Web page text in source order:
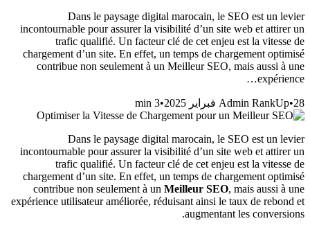
Dans le paysage digital marocain, le SEO est un levier
incontournable pour assurer la visibilité d’un site web et attirer un
trafic qualifié. Un facteur clé de cet enjeu est la vitesse de
chargement d’un site. En effet, un temps de chargement optimisé
contribue non seulement à un Meilleur SEO, mais aussi à une
expérience…
Admin RankUp•28 فبراير 2025 •
3
Dans le paysage digital marocain, le SEO est un levier
incontournable pour assurer la visibilité d’un site web et attirer un
trafic qualifié. Un facteur clé de cet enjeu est la vitesse de
chargement d’un site. En effet, un temps de chargement optimisé
contribue non seulement à un Meilleur SEO, mais aussi à une
expérience utilisateur améliorée, réduisant ainsi le taux de rebond et
augmentant les conversions.